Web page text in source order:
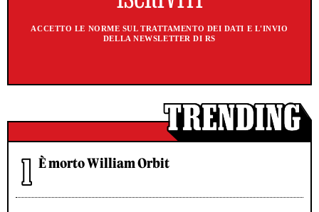
ACCETTO LE NORME SUL TRATTAMENTO DEI DATI E L'INVIO
DELLA NEWSLETTER DI RS
È morto William Orbit